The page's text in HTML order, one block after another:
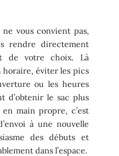
vous convient pas,
rendre directement
de votre choix. Là
éviter les pics
ou les heures
d’obtenir le sac plus
main propre, c’est
à une nouvelle
des débuts et
dans l’espace.